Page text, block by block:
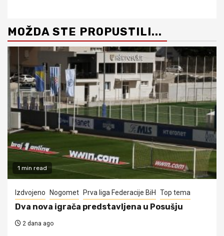
MOŽDA STE PROPUSTILI...
1 min read
Izdvojeno Nogomet Prva liga Federacije BiH Top tema
Dva nova igrača predstavljena u Posušju
2 dana ago